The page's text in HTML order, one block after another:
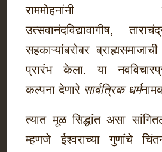
राममोहनांनी
उत्सवानंदविद्यावागीष,
सहकाऱ्यांबरोबर
प्रारंभ केला. या
कल्पना देणारे सार्वत्रिक धर्म
त्यात मूळ सिद्धांत असा
म्हणजे ईश्वराच्या गुणांचे